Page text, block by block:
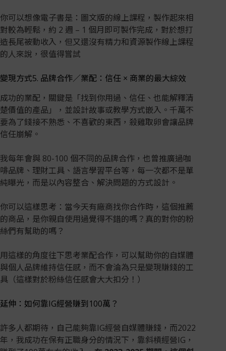
你可以想像電子書是：圖文版的線上課程，製作起來相
對較為輕鬆，約 2 週 – 1 個月即可製作完成，對於想打
造長尾被動收入，但又還沒有精力和資源製作線上課程
的人來說，很值得嘗試
變現方式5. 品牌合作／業配：信任 × 商業的最大綜效
成功的業配，關鍵是「找到你用過、信任、也能解釋清
楚價值的產品」，並設計故事或教學方式嵌入。千萬不
要為了錢接不熟悉、不喜歡的東西，殺雞取卵會讓品牌
信任崩解。
我每年會與 80-100 個不同的品牌合作，也曾推廣過咖
啡品牌、理財工具、語言學習平台等，每一次都不是單
純曝光，而是以內容整合、解決問題的方式設計。
你可以這樣思考：當今天有廠商找你合作時，這個推薦
的商品，是你親自使用過覺得不錯的嗎？真的對你的粉
絲們有幫助的嗎？
用這樣的角度往下思考業配合作，可以幫助你的自媒體
與個人品牌維持信任感，而不會淪為只是變現賺錢的工
具（這樣對於粉絲信任感會大大扣分！）
延伸：如何靠IG經營賺到100萬？
許多人都期待，自己能夠靠IG經營自媒體賺錢，而2022
年，我成功在保有正職身分的情況下，靠斜槓經營IG，